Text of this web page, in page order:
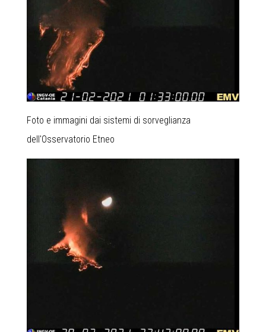
Foto e immagini dai sistemi di sorveglianza
dell'Osservatorio Etneo